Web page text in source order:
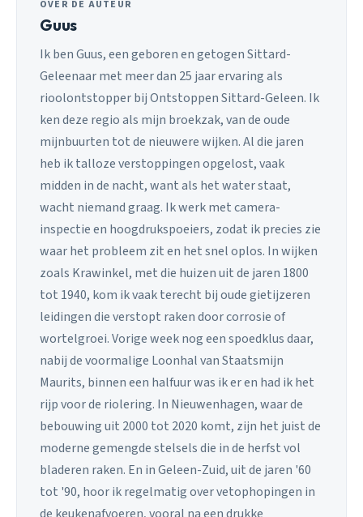
OVER DE AUTEUR
Guus
Ik ben Guus, een geboren en getogen Sittard-
Geleenaar met meer dan 25 jaar ervaring als
rioolontstopper bij Ontstoppen Sittard-Geleen. Ik
ken deze regio als mijn broekzak, van de oude
mijnbuurten tot de nieuwere wijken. Al die jaren
heb ik talloze verstoppingen opgelost, vaak
midden in de nacht, want als het water staat,
wacht niemand graag. Ik werk met camera-
inspectie en hoogdrukspoeiers, zodat ik precies zie
waar het probleem zit en het snel oplos. In wijken
zoals Krawinkel, met die huizen uit de jaren 1800
tot 1940, kom ik vaak terecht bij oude gietijzeren
leidingen die verstopt raken door corrosie of
wortelgroei. Vorige week nog een spoedklus daar,
nabij de voormalige Loonhal van Staatsmijn
Maurits, binnen een halfuur was ik er en had ik het
rijp voor de riolering. In Nieuwenhagen, waar de
bebouwing uit 2000 tot 2020 komt, zijn het juist de
moderne gemengde stelsels die in de herfst vol
bladeren raken. En in Geleen-Zuid, uit de jaren '60
tot '90, hoor ik regelmatig over vetophopingen in